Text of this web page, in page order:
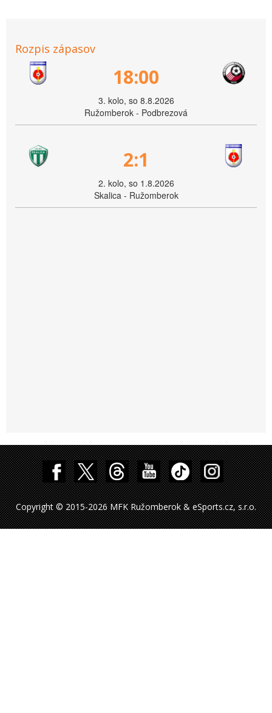
Rozpis zápasov
18:00
3. kolo, so 8.8.2026
Ružomberok - Podbrezová
2:1
2. kolo, so 1.8.2026
Skalica - Ružomberok
Copyright © 2015-2026 MFK Ružomberok & eSports.cz, s.r.o.